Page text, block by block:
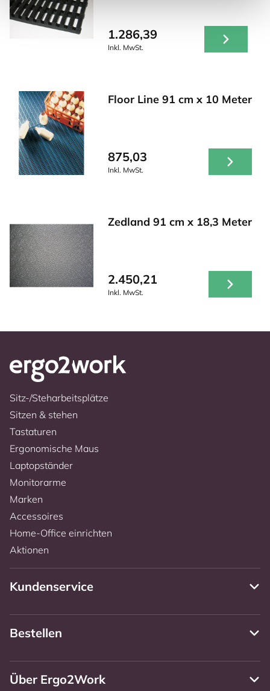
1.286,39
Inkl. MwSt.
Floor Line 91 cm x 10 Meter
875,03
Inkl. MwSt.
Zedland 91 cm x 18,3 Meter
2.450,21
Inkl. MwSt.
Sitz-/Steharbeitsplätze
Sitzen & stehen
Tastaturen
Ergonomische Maus
Laptopständer
Monitorarme
Marken
Accessoires
Home-Office einrichten
Aktionen
Kundenservice
Bestellen
Über Ergo2Work